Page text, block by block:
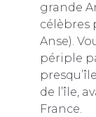
grande
célèbres
Anse).
périple
de l’île,
France.